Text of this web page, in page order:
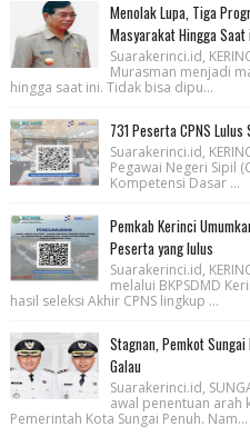
Menolak Lupa, Tiga
Masyarakat Hingga Saat
Suarakerinci.id,
Murasman menjadi
hingga saat ini. Tidak bisa dipu...
731 Peserta CPNS
Suarakerinci.id,
Pegawai Negeri Sipil
Kompetensi Dasar ...
Pemkab Kerinci
Peserta yang lulus
Suarakerinci.id,
melalui BKPSDMD
hasil seleksi Akhir CPNS lingkup ...
Stagnan, Pemkot
Galau
Suarakerinci.id,
awal penentuan arah
Pemerintah Kota Sungai Penuh. Nam...